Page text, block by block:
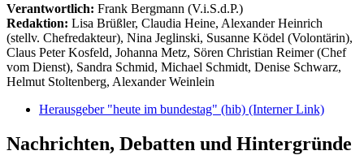
Verantwortlich: Frank Bergmann (V.i.S.d.P.)
Redaktion: Lisa Brüßler, Claudia Heine, Alexander Heinrich
(stellv. Chefredakteur), Nina Jeglinski, Susanne Ködel (Volontärin),
Claus Peter Kosfeld, Johanna Metz, Sören Christian Reimer (Chef
vom Dienst), Sandra Schmid, Michael Schmidt, Denise Schwarz,
Helmut Stoltenberg, Alexander Weinlein
Herausgeber "heute im bundestag" (hib) (Interner Link)
Nachrichten, Debatten und Hintergründe